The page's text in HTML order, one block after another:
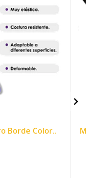
Borde Color..